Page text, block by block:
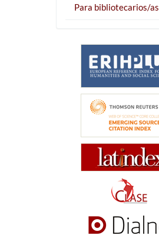
Para bibliotecarios/as